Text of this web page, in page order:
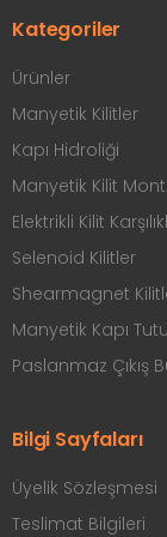
Kategoriler
Ürünler
Manyetik Kilitler
Kapı Hidroliği
Manyetik Kilit
Elektrikli Kilit
Selenoid Kilitler
Shearmagnet
Manyetik Kapı
Paslanmaz Çıkış
Bilgi Sayfaları
Üyelik Sözleşmesi
Teslimat Bilgileri